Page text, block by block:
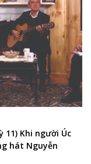
11) Khi người Úc
hát Nguyễn